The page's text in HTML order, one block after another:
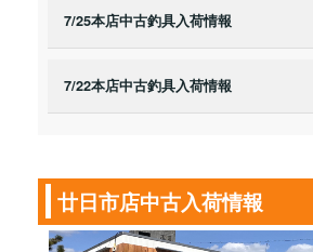
7/25本店中古釣具入荷情報
7/22本店中古釣具入荷情報
廿日市店中古入荷情報